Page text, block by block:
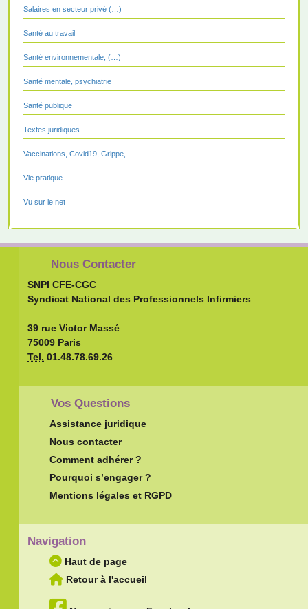
Salaires en secteur privé (…)
Santé au travail
Santé environnementale, (…)
Santé mentale, psychiatrie
Santé publique
Textes juridiques
Vaccinations, Covid19, Grippe,
Vie pratique
Vu sur le net
Nous Contacter
SNPI CFE-CGC
Syndicat National des Professionnels Infirmiers
39 rue Victor Massé
75009 Paris
Tel. 01.48.78.69.26
Vos Questions
Assistance juridique
Nous contacter
Comment adhérer ?
Pourquoi s’engager ?
Mentions légales et RGPD
Navigation
Haut de page
Retour à l'accueil